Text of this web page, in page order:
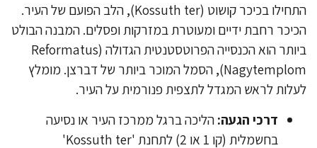
התחילו בכיכר קושוט (Kossuth ter), הלב הפועם של העיר.
רחבת ידיים ומעוטרת במזרקות ופסלים. המבנה הבולט
ביותר הוא הכנסייה הפרוטסטנטית הגדולה (Reformatus
Nagytemplom), הסמל המוכר ביותר של דברצן. מומלץ
לראש המגדל לתצפית פנורמית על העיר.
דרכי הגעה:הליכה ברגל ממרכז העיר או נסיעה
בחשמלית (קו 1 או 2) לתחנת 'Kossuth ter'